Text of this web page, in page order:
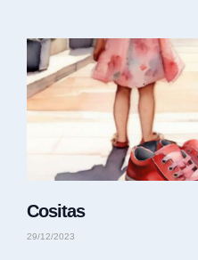
Cositas
29/12/2023